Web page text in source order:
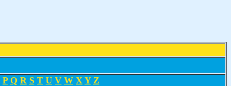
P Q R S T U V W X Y Z